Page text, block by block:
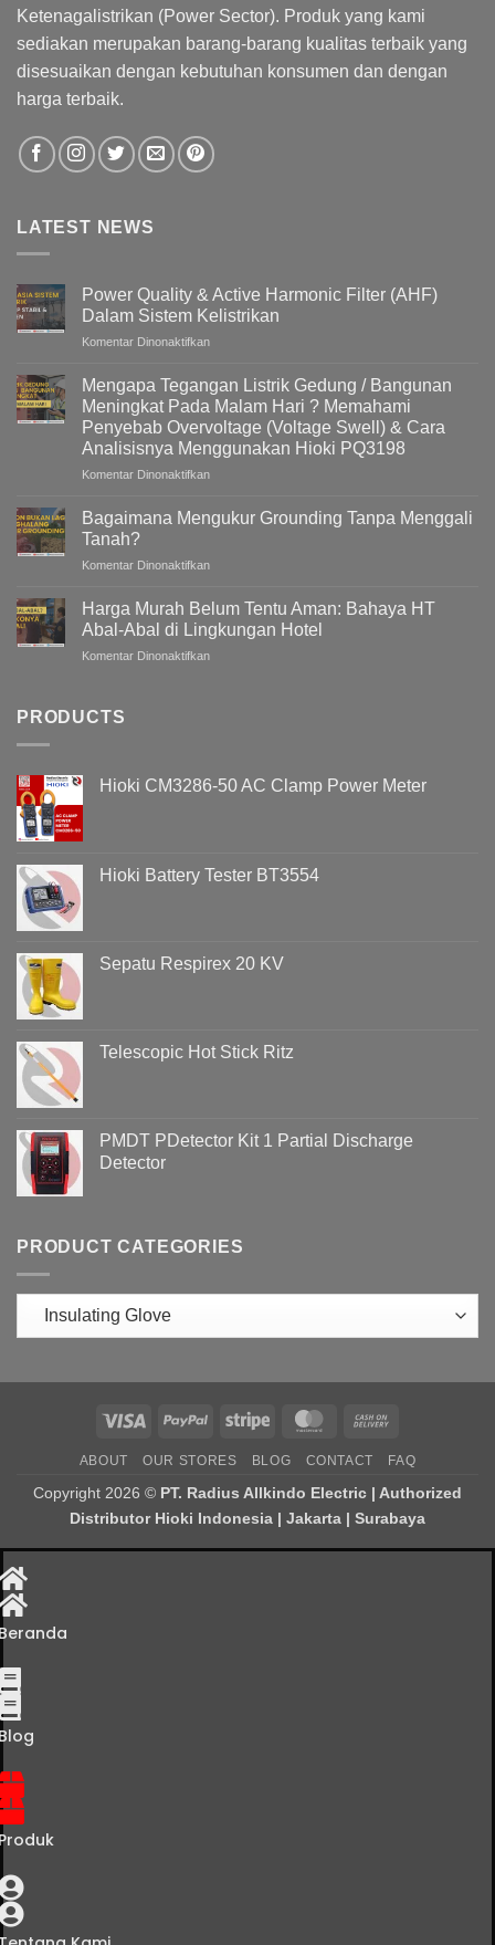
Ketenagalistrikan (Power Sector). Produk yang kami
sediakan merupakan barang-barang kualitas terbaik yang
disesuaikan dengan kebutuhan konsumen dan dengan
harga terbaik.
LATEST NEWS
Power Quality & Active Harmonic Filter (AHF)
Dalam Sistem Kelistrikan
Komentar Dinonaktifkanpada
Quality
&
Active
Harmonic
Filter
(AHF)
Sistem
Kelistrikan
Mengapa Tegangan Listrik Gedung / Bangunan
Meningkat Pada Malam Hari ? Memahami
Penyebab Overvoltage (Voltage Swell) & Cara
Analisisnya Menggunakan Hioki PQ3198
Komentar Dinonaktifkanpada
Tegangan
Listrik
/
Meningkat
Pada
Malam
Hari
&
Hioki
Bagaimana Mengukur Grounding Tanpa Menggali
Tanah?
Komentar Dinonaktifkanpada
Mengukur
Grounding
Tanpa
Menggali
Harga Murah Belum Tentu Aman: Bahaya HT
Abal-Abal di Lingkungan Hotel
Komentar Dinonaktifkanpada
HT
Hotel
PRODUCTS
Hioki CM3286-50 AC Clamp Power Meter
Hioki Battery Tester BT3554
Sepatu Respirex 20 KV
Telescopic Hot Stick Ritz
PMDT PDetector Kit 1 Partial Discharge
Detector
PRODUCT CATEGORIES
Visa PayPal Stripe MasterCard
Delivery
ABOUT OUR STORES BLOG CONTACT FAQ
Copyright 2026 © PT. Radius Allkindo Electric | Authorized
Distributor Hioki Indonesia | Jakarta | Surabaya